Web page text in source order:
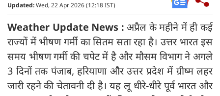
Updated:Wed, 22 Apr 2026 (12:18 IST)
Weather Update News :अप्रैल के महीने में ही कई
राज्यों में भीषण गर्मी का सितम सता रहा है। उत्तर भारत इस
समय भीषण गर्मी की चपेट में है और मौसम विभाग ने अगले
3 दिनों तक पंजाब, हरियाणा और उत्तर प्रदेश में ग्रीष्म लहर
जारी रहने की चेतावनी दी है। यह लू धीरे-धीरे पूर्व भारत और